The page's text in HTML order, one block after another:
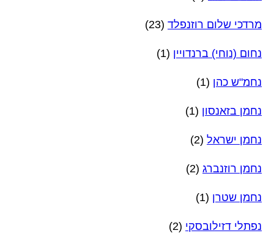
מרדכי שלום רוזנפלד (23)
נחום (נוחי) ברנדויין (1)
נחמ"ש כהן (1)
נחמן בזאנסון (1)
נחמן ישראל (2)
נחמן רוזנברג (2)
נחמן שטרן (1)
נפתלי דזילובסקי (2)